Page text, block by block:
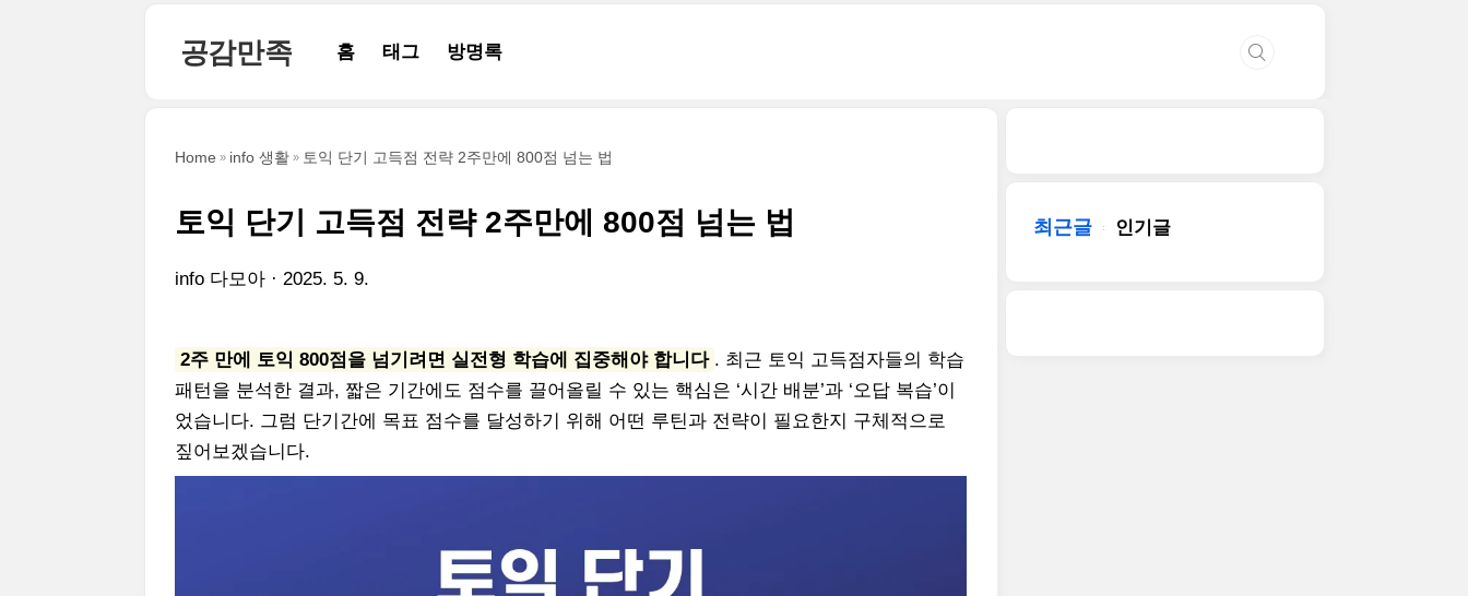
공감만족 홈 태그 방명록
Home info 생활 토익 단기 고득점 전략 2주만에 800점 넘는 법
토익 단기 고득점 전략 2주만에 800점 넘는 법
info 다모아 2025. 5. 9.
2주 만에 토익 800점을 넘기려면 실전형 학습에 집중해야 합니다 . 최근 토익 고득점자들의 학습
패턴을 분석한 결과, 짧은 기간에도 점수를 끌어올릴 수 있는 핵심은 ‘시간 배분’과 ‘오답 복습’이
었습니다. 그럼 단기간에 목표 점수를 달성하기 위해 어떤 루틴과 전략이 필요한지 구체적으로
짚어보겠습니다.
최근글 인기글